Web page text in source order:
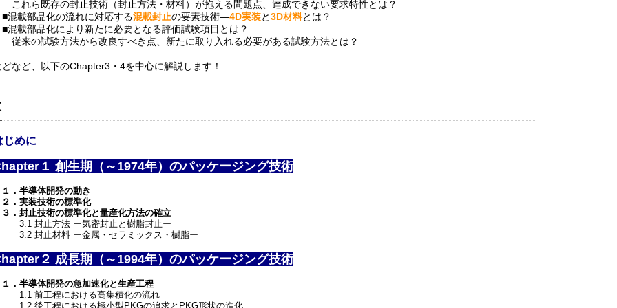
れら既存の封止技術（封止方法・材料）が抱える問題点、達成できない要求特性とは？
載部品化の流れに対応する混載封止の要素技術―4D実装と3D材料とは？
載部品化により新たに必要となる評価試験項目とは？
来の試験方法から改良すべき点、新たに取り入れる必要がある試験方法とは？
どなど、以下のChapter3・4を中心に解説します！
じめに
１ 創生期（～1974年）のパッケージング技術
．半導体開発の動き
．実装技術の標準化
．封止技術の標準化と量産化方法の確立
封止方法 ー気密封止と樹脂封止ー
封止材料 ー金属・セラミックス・樹脂ー
２ 成長期（～1994年）のパッケージング技術
．半導体開発の急加速化と生産工程
前工程における高集積化の流れ